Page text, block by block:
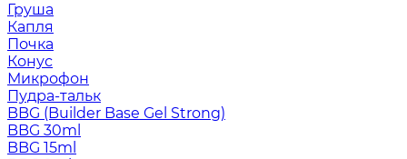
Груша
Капля
Почка
Конус
Микрофон
Пудра-тальк
BBG (Builder Base Gel Strong)
BBG 30ml
BBG 15ml